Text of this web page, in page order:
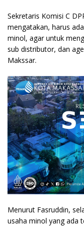
Sekretaris Komisi C
mengatakan, harus
minol, agar untuk
sub distributor, dan
Makssar.
Menurut Fasruddin,
usaha minol yang ada